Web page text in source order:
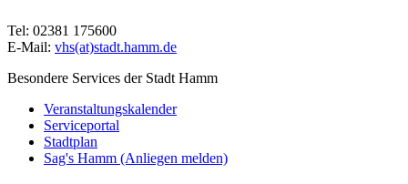
Tel: 02381 175600
E-Mail: vhs(at)stadt.hamm.de
Besondere Services der Stadt Hamm
Veranstaltungskalender
Serviceportal
Stadtplan
Sag's Hamm (Anliegen melden)